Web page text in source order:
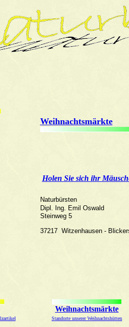
Weihnachtsmärkte
Holen Sie sich ihr
Naturbürsten
Dipl. Ing. Emil Oswald
Steinweg 5
37217 Witzenhausen -
Weihnachtsmärkte
Standorte unserer Weihnachtshütten